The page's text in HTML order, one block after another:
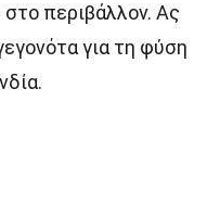
περιβάλλον. Ας
για τη φύση